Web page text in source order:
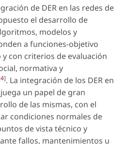
de DER en las redes de
el desarrollo de
modelos y
a funciones-objetivo
con criterios de evaluación
normativa y
]. La integración de los DER en
un papel de gran
de las mismas, con el
condiciones normales de
de vista técnico y
fallos, mantenimientos u